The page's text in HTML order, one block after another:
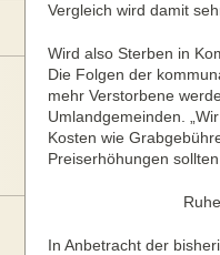
Vergleich wird damit
Wird also Sterben in
Die Folgen der
mehr Verstorbene
Umlandgemeinden.
Kosten wie
Preiserhöhungen
In Anbetracht der